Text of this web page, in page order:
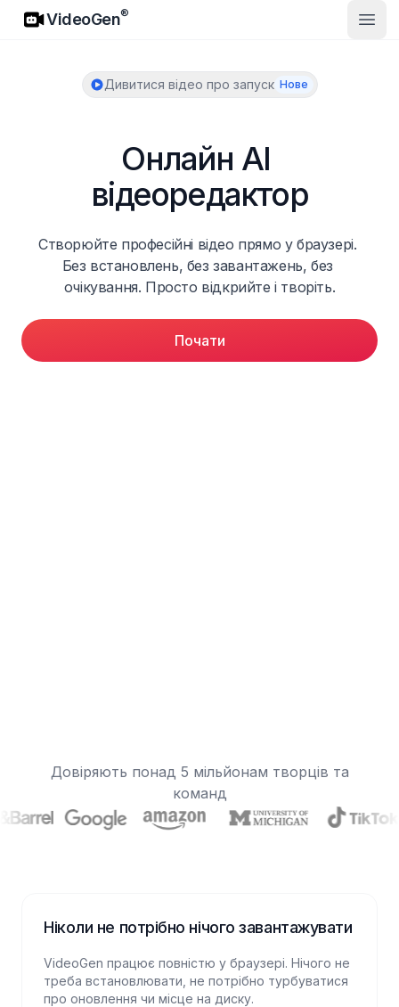
VideoGen
VideoGen®
Дивитися відео про запуск Нове
Онлайн AI
відеоредактор
Створюйте професійні відео прямо у браузері.
Без встановлень, без завантажень, без
очікування. Просто відкрийте і творіть.
Почати
Довіряють понад 5 мільйонам творців та
команд
Ніколи не потрібно нічого завантажувати
VideoGen працює повністю у браузері. Нічого не
треба встановлювати, не потрібно турбуватися
про оновлення чи місце на диску.